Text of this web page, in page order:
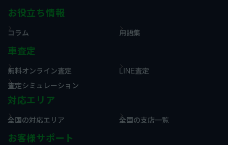
お役立ち情報
コラム 用語集
車査定
無料オンライン査定
LINE査定
査定シミュレーション
対応エリア
全国の対応エリア 全国の支店一覧
お客様サポート